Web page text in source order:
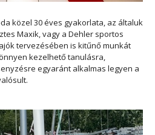
közel 30 éves gyakorlata, az általuk
Maxik, vagy a Dehler sportos
tervezésében is kitűnő munkát
kezelhető tanulásra,
egyaránt alkalmas legyen a